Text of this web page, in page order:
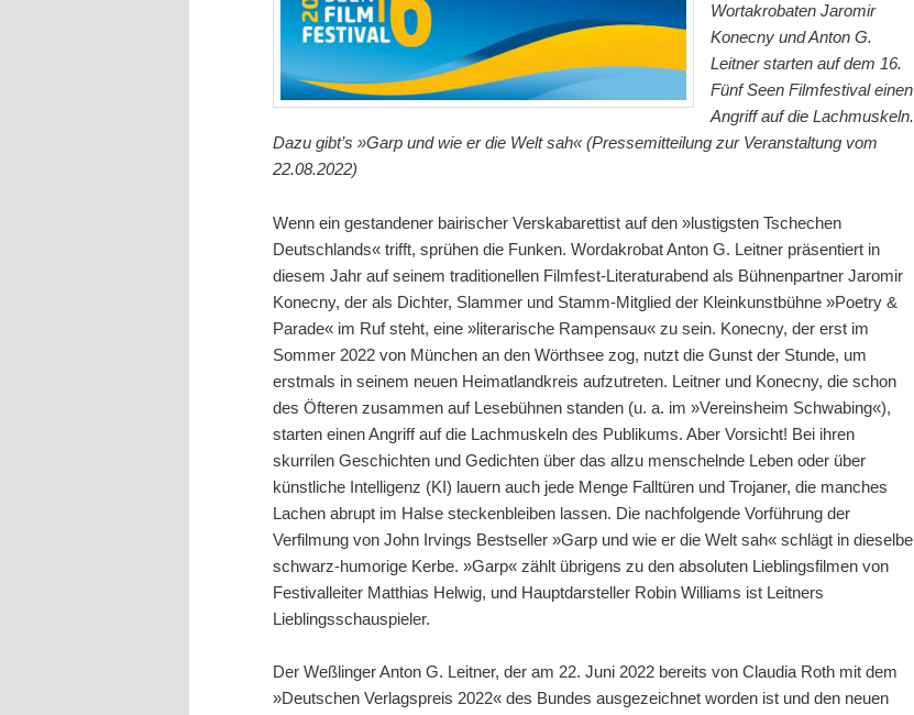
Wortakrobaten Jaromir
Konecny und Anton G.
Leitner starten auf dem 16.
Fünf Seen Filmfestival einen
Angriff auf die Lachmuskeln.
Dazu gibt’s »Garp und wie er die Welt sah« (Pressemitteilung zur Veranstaltung vom
22.08.2022)
Wenn ein gestandener bairischer Verskabarettist auf den »lustigsten Tschechen
Deutschlands« trifft, sprühen die Funken. Wordakrobat Anton G. Leitner präsentiert in
diesem Jahr auf seinem traditionellen Filmfest-Literaturabend als Bühnenpartner Jaromir
Konecny, der als Dichter, Slammer und Stamm-Mitglied der Kleinkunstbühne »Poetry &
Parade« im Ruf steht, eine »literarische Rampensau« zu sein. Konecny, der erst im
Sommer 2022 von München an den Wörthsee zog, nutzt die Gunst der Stunde, um
erstmals in seinem neuen Heimatlandkreis aufzutreten. Leitner und Konecny, die schon
des Öfteren zusammen auf Lesebühnen standen (u. a. im »Vereinsheim Schwabing«),
starten einen Angriff auf die Lachmuskeln des Publikums. Aber Vorsicht! Bei ihren
skurrilen Geschichten und Gedichten über das allzu menschelnde Leben oder über
künstliche Intelligenz (KI) lauern auch jede Menge Falltüren und Trojaner, die manches
Lachen abrupt im Halse steckenbleiben lassen. Die nachfolgende Vorführung der
Verfilmung von John Irvings Bestseller »Garp und wie er die Welt sah« schlägt in dieselbe
schwarz-humorige Kerbe. »Garp« zählt übrigens zu den absoluten Lieblingsfilmen von
Festivalleiter Matthias Helwig, und Hauptdarsteller Robin Williams ist Leitners
Lieblingsschauspieler.
Der Weßlinger Anton G. Leitner, der am 22. Juni 2022 bereits von Claudia Roth mit dem
»Deutschen Verlagspreis 2022« des Bundes ausgezeichnet worden ist und den neuen